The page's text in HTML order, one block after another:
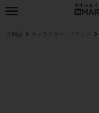
全商品 キャラクター・ブランド